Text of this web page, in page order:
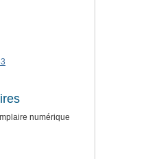
numérique